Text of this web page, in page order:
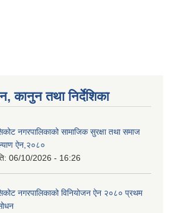
कानुन तथा निर्देशिका
नगरपालिकाको सामाजिक सुरक्षा तथा समाज
ऐन,२०८०
06/10/2026 - 16:26
नगरपालिकाको विनियोजन ऐन २०८० प्रथम